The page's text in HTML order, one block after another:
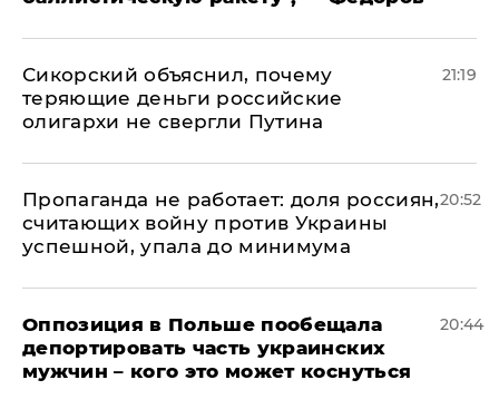
Сикорский объяснил, почему
теряющие деньги российские
олигархи не свергли Путина
21:19
​Пропаганда не работает: доля россиян,
считающих войну против Украины
успешной, упала до минимума
20:52
Оппозиция в Польше пообещала
депортировать часть украинских
мужчин – кого это может коснуться
20:44